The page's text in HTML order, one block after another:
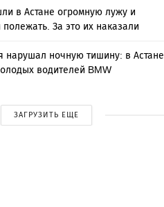
в Астане огромную лужу и
За это их наказали
нарушал ночную тишину: в Астане
водителей BMW
ЗАГРУЗИТЬ ЕЩЕ